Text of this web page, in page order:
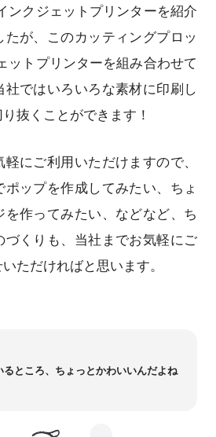
ンクジェットプリンターを紹介
たが、このカッティングプロッ
ットプリンターを組み合わせて
ではいろいろな素材に印刷し
抜くことができます！
にご利用いただけますので、
ポップを作成してみたい、ちょ
を作ってみたい、などなど、ち
づくりも、当社までお気軽にご
ただければと思います。
るところ、ちょっとかわいいんだよね